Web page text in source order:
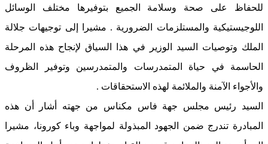
للحفاظ على صحة وسلامة الجميع بتوفيرها مختلف الوسائل
اللوجيستيكية والمستلزمات الضرورية . مشيرا إلى توجيهات جلالة
الملك وتوصيات السيد الوزير في هذا السياق لإنجاح هذه المرحلة
الحاسمة في حياة المتمدرسات والمتمدرسين وتوفير الظروف
والأجواء الآمنة والملائمة لهذه الاستحقاقات .
السيد رئيس مجلس جهة فاس مكناس من جهته أشار أن هذه
المبادرة تندرج ضمن الجهود المبذولة لمواجهة وباء كورونا، مشيرا